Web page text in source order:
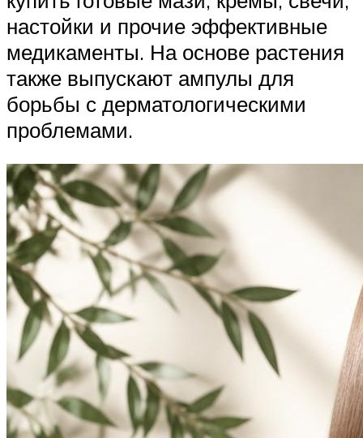
настойки и прочие эффективные
медикаменты. На основе растения
также выпускают ампулы для
борьбы с дерматологическими
проблемами.